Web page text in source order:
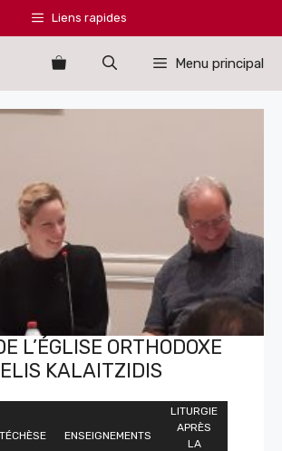
Liens rapides
Menu principal
L’ÉGLISE ORTHODOXE
KALAITZIDIS
ENSEIGNEMENTS
LITURGIE
APRÈS
LA